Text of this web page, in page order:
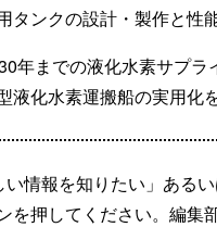
タンクの設計・製作と性
年までの液化水素サプ
液化水素運搬船の実用化
情報を知りたい」ある
を押してください。編集